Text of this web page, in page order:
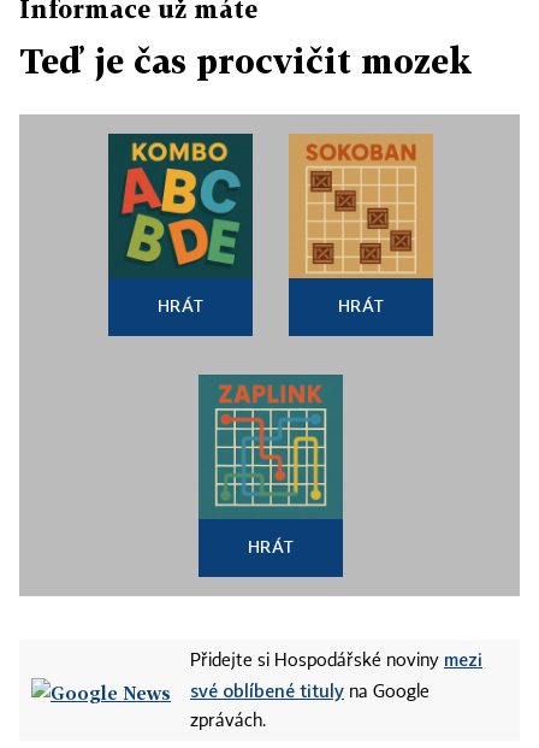
Informace už máte
Teď je čas procvičit mozek
HRÁT HRÁT
HRÁT
Přidejte si Hospodářské noviny mezi
své oblíbené tituly na Google
zprávách.